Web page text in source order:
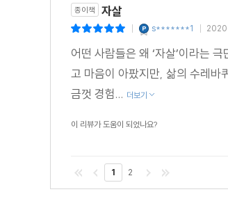
종이책 자살
s*******1
어떤 사람들은 왜 ‘자살’이라는
고 마음이 아팠지만, 삶의 수레바
금껏 경험... 더보기
이 리뷰가 도움이 되었나요?
1 2